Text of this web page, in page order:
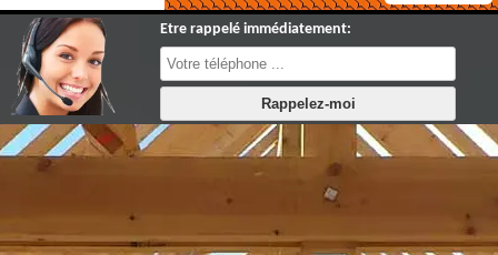
Etre rappelé immédiatement: